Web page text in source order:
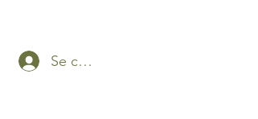
Se connecter